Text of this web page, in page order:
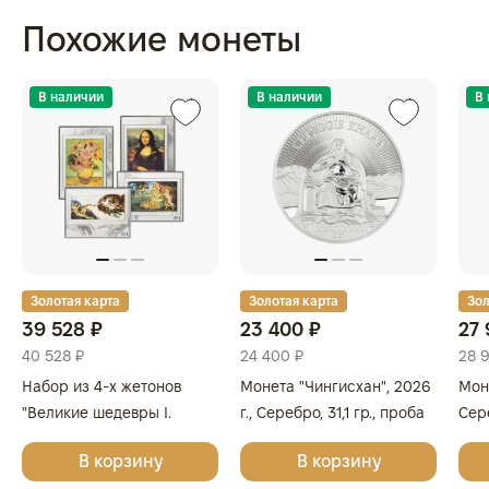
Похожие монеты
В наличии
Золотая карта
39 528 ₽
40 528 ₽
Набор из 4-х жетонов
"Великие шедевры I.
Леонардо да Винчи,
Сандро Боттичелли,
В корзину
В наличии
Золотая карта
23 400 ₽
24 400 ₽
Монета "Чингисхан", 2026
г., Серебро, 31,1 гр., проба
999.9, МОНГОЛИЯ
В корзину
В
27
28